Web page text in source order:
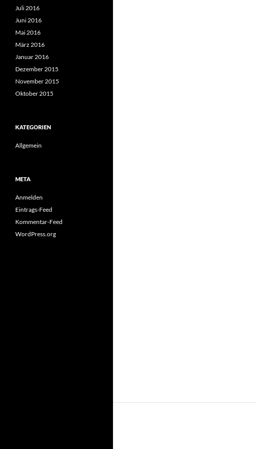
Juli 2016
Juni 2016
Mai 2016
März 2016
Januar 2016
Dezember 2015
November 2015
Oktober 2015
KATEGORIEN
Allgemein
META
Anmelden
Eintrags-Feed
Kommentar-Feed
WordPress.org